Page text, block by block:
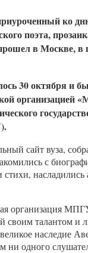
ко
поэта,
в Москве,
30 октября и
организацией
сайт вуза,
с
насладились
организация
своим талантом и
наследие
ни одного